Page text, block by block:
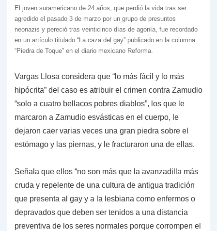
El joven suramericano de 24 años, que perdió la vida tras ser
agredido el pasado 3 de marzo por un grupo de presuntos
neonazis y pereció tras veinticinco días de agonía, fue recordado
en un artículo titulado “La caza del gay” publicado en la columna
“Piedra de Toque” en el diario mexicano Reforma.
Vargas Llosa considera que “lo más fácil y lo más
hipócrita” del caso es atribuir el crimen contra Zamudio
“solo a cuatro bellacos pobres diablos”, los que le
marcaron a Zamudio esvásticas en el cuerpo, le
dejaron caer varias veces una gran piedra sobre el
estómago y las piernas, y le fracturaron una de ellas.
Señala que ellos “no son más que la avanzadilla más
cruda y repelente de una cultura de antigua tradición
que presenta al gay y a la lesbiana como enfermos o
depravados que deben ser tenidos a una distancia
preventiva de los seres normales porque corrompen el